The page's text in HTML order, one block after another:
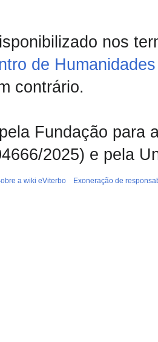
nos
de
contrário.
Fundação para
2025) e pela
a wiki eViterbo Exoneração de